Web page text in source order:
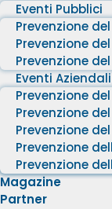
Eventi Pubblici
Prevenzione
Prevenzione
Prevenzione
Eventi Aziendali
Prevenzione
Prevenzione
Prevenzione
Prevenzione
Prevenzione
Magazine
Partner